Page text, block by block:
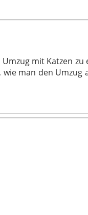
mit Katzen
man den Umzug